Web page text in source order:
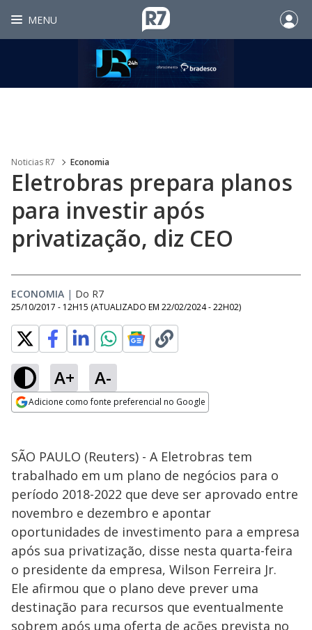
MENU
Noticias R7 Economia
Eletrobras prepara planos
para investir após
privatização, diz CEO
ECONOMIA | Do R7
25/10/2017 - 12H15 (ATUALIZADO EM 22/02/2024 - 22H02)
A+ A-
Adicione como fonte preferencial no Google
SÃO PAULO (Reuters) - A Eletrobras tem
trabalhado em um plano de negócios para o
período 2018-2022 que deve ser aprovado entre
novembro e dezembro e apontar
oportunidades de investimento para a empresa
após sua privatização, disse nesta quarta-feira
o presidente da empresa, Wilson Ferreira Jr.
Ele afirmou que o plano deve prever uma
destinação para recursos que eventualmente
sobrem após uma oferta de ações prevista no